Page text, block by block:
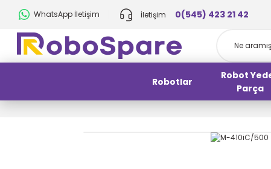
WhatsApp İletişim İletişim 0(545) 423 21 42
Robotlar
Robot
Parça